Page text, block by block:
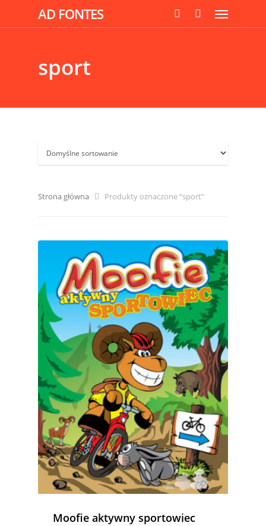
AD FONTES
sport
Strona główna Produkty oznaczone “sport”
Moofie aktywny sportowiec